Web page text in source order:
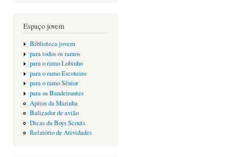
Espaço jovem
Biblioteca jovem
para todos os ramos
para o ramo Lobinho
para o ramo Escoteiro
para o ramo Sênior
para os Bandeirantes
Apitos da Marinha
Balizador de avião
Dicas da Boys Scouts
Relatório de Atividades